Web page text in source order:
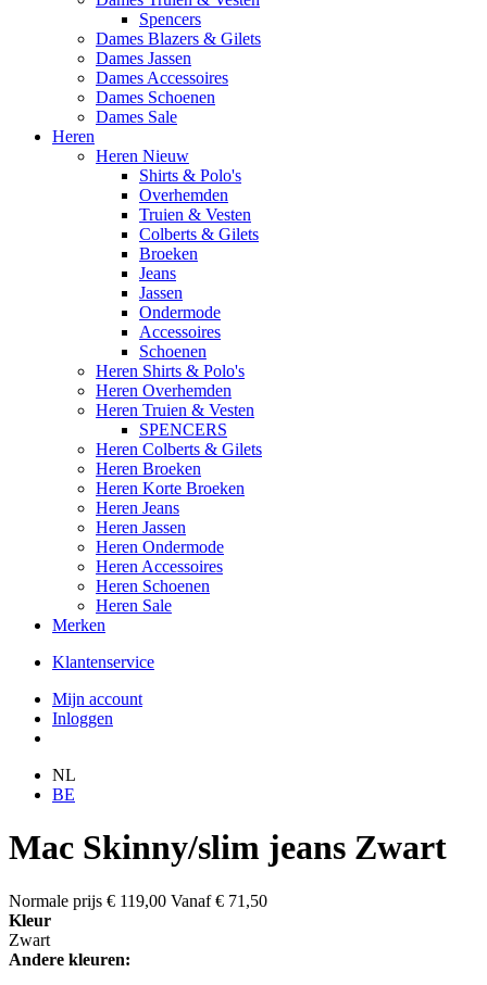
Spencers
Dames Blazers & Gilets
Dames Jassen
Dames Accessoires
Dames Schoenen
Dames Sale
Heren
Heren Nieuw
Shirts & Polo's
Overhemden
Truien & Vesten
Colberts & Gilets
Broeken
Jeans
Jassen
Ondermode
Accessoires
Schoenen
Heren Shirts & Polo's
Heren Overhemden
Heren Truien & Vesten
SPENCERS
Heren Colberts & Gilets
Heren Broeken
Heren Korte Broeken
Heren Jeans
Heren Jassen
Heren Ondermode
Heren Accessoires
Heren Schoenen
Heren Sale
Merken
Klantenservice
Mijn account
Inloggen
NL
BE
Mac Skinny/slim jeans Zwart
Normale prijs € 119,00 Vanaf € 71,50
Kleur
Zwart
Andere kleuren: